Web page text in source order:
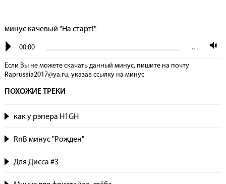
минус качевый "На старт!"
00:00 …
Если Вы не можете скачать данный минус, пишите на почту
Raprussia2017@ya.ru, указав сcылку на минус
ПОХОЖИЕ ТРЕКИ
как у рэпера H1GH
RnB минус "Рожден"
Для Дисса #3